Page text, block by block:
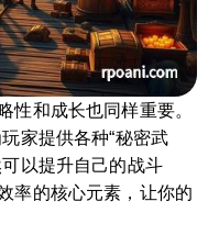
性和成长也同样重要。
家提供各种“秘密武
以提升自己的战斗
率的核心元素，让你的